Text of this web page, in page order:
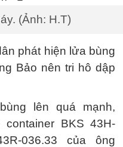
(Ảnh: H.T)
phát hiện lửa bùng
Bảo nên tri hô dập
lên quá mạnh,
BKS 43H-
036.33 của ông